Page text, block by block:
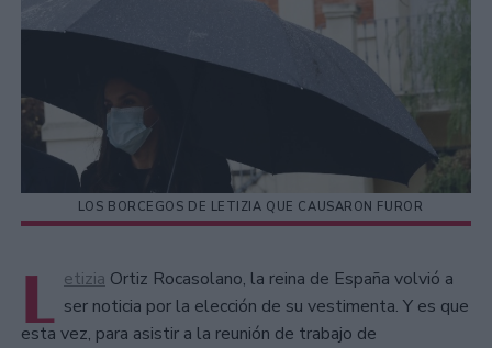
LOS BORCEGOS DE LETIZIA QUE CAUSARON FUROR
L etizia Ortiz Rocasolano, la reina de España volvió a
ser noticia por la elección de su vestimenta. Y es que
esta vez, para asistir a la reunión de trabajo de